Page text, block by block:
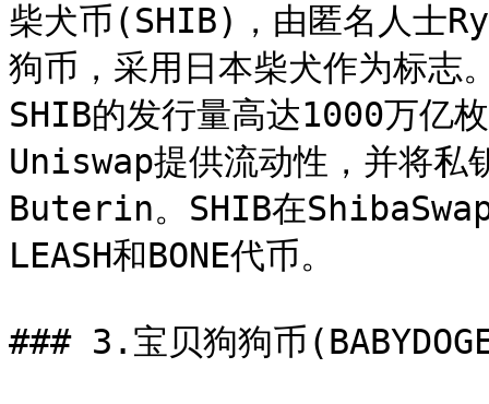
柴犬币(SHIB)，由匿名人士
狗币，采用日本柴犬作为标志
SHIB的发行量高达1000万亿
Uniswap提供流动性，并将
Buterin。SHIB在ShibaSwap
LEASH和BONE代币。
### 3.宝贝狗狗币